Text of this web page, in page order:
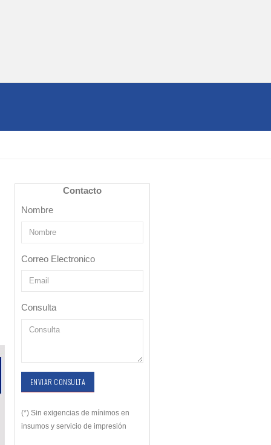
Contacto
Nombre
Correo Electronico
Consulta
ENVIAR CONSULTA
(*) Sin exigencias de mínimos en
insumos y servicio de impresión